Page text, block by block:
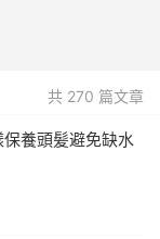
共 270 篇文章
養頭髪避免缺水